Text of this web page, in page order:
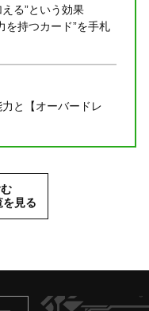
る”という効果
を持つカード”を手札
力と【オーバードレ
見る
ヴァンガードch